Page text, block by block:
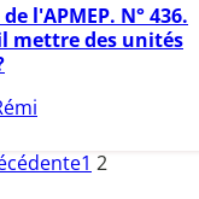
l'APMEP. N° 436.
mettre des unités
1 2